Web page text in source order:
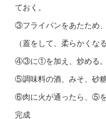
ておく。
③フライパンをあたため
（蓋をして、柔らかくな
④③に①を加え、炒める。
⑤調味料の酒、みそ、砂
⑥肉に火が通ったら、⑤を
完成